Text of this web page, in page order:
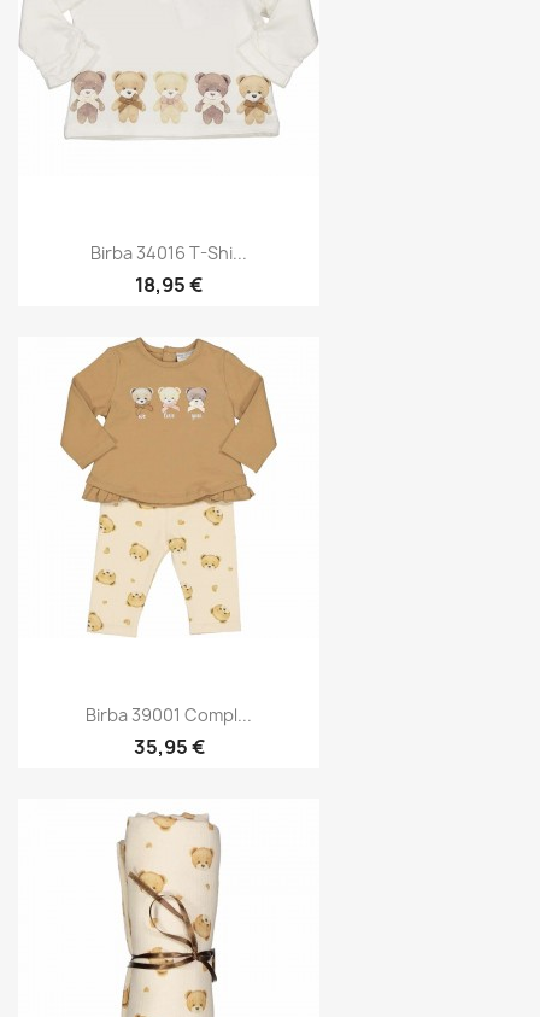
Birba 34016 T-Shi...
18,95 €
Birba 39001 Compl...
35,95 €